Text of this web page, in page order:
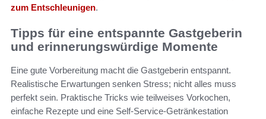
zum Entschleunigen.
Tipps für eine entspannte Gastgeberin
und erinnerungswürdige Momente
Eine gute Vorbereitung macht die Gastgeberin entspannt.
Realistische Erwartungen senken Stress; nicht alles muss
perfekt sein. Praktische Tricks wie teilweises Vorkochen,
einfache Rezepte und eine Self-Service-Getränkestation